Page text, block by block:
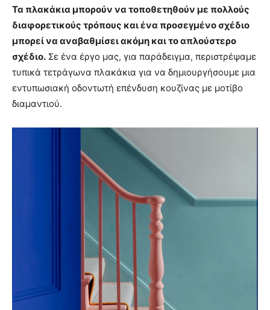
Τα πλακάκια μπορούν να τοποθετηθούν με πολλούς
διαφορετικούς τρόπους και ένα προσεγμένο σχέδιο
μπορεί να αναβαθμίσει ακόμη και το απλούστερο
σχέδιο. Σε ένα έργο μας, για παράδειγμα, περιστρέψαμε
τυπικά τετράγωνα πλακάκια για να δημιουργήσουμε μια
εντυπωσιακή οδοντωτή επένδυση κουζίνας με μοτίβο
διαμαντιού.